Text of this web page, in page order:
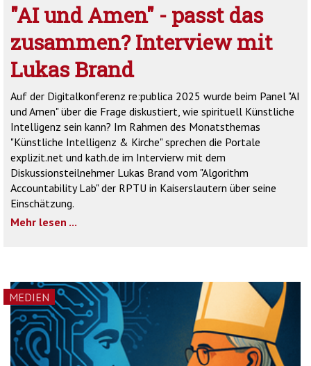
"AI und Amen" - passt das
zusammen? Interview mit
Lukas Brand
Auf der Digitalkonferenz re:publica 2025 wurde beim Panel "AI
und Amen" über die Frage diskustiert, wie spirituell Künstliche
Intelligenz sein kann? Im Rahmen des Monatsthemas
"Künstliche Intelligenz & Kirche" sprechen die Portale
explizit.net und kath.de im Intervierw mit dem
Diskussionsteilnehmer Lukas Brand vom "Algorithm
Accountability Lab" der RPTU in Kaiserslautern über seine
Einschätzung.
Mehr lesen ...
MEDIEN